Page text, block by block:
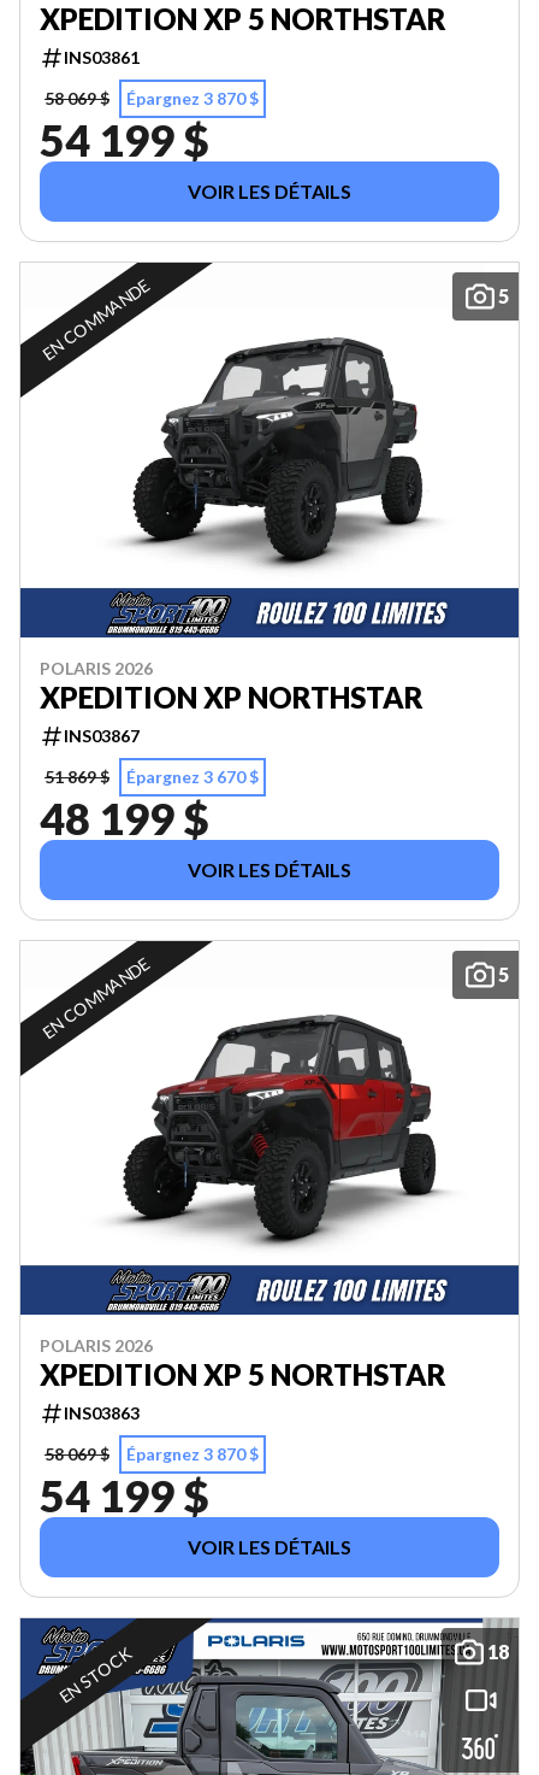
XPEDITION XP 5 NORTHSTAR
INS03861
58 069 $
Épargnez 3 870 $
54 199 $
VOIR LES DÉTAILS
5
EN COMMANDE
POLARIS 2026
XPEDITION XP NORTHSTAR
INS03867
51 869 $
Épargnez 3 670 $
48 199 $
VOIR LES DÉTAILS
5
EN COMMANDE
POLARIS 2026
XPEDITION XP 5 NORTHSTAR
INS03863
58 069 $
Épargnez 3 870 $
54 199 $
VOIR LES DÉTAILS
18
EN STOCK